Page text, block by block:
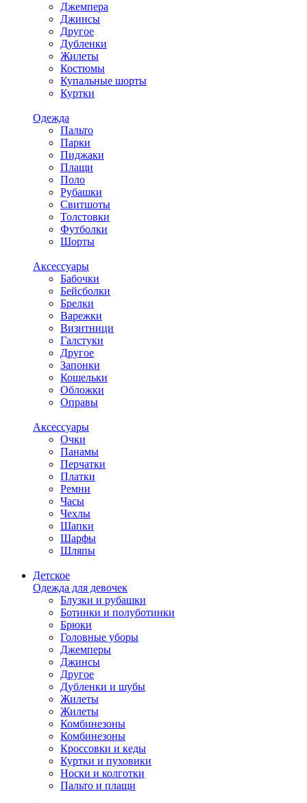
Джемпера
Джинсы
Другое
Дубленки
Жилеты
Костюмы
Купальные шорты
Куртки
Одежда
Пальто
Парки
Пиджаки
Плащи
Поло
Рубашки
Свитшоты
Толстовки
Футболки
Шорты
Аксессуары
Бабочки
Бейсболки
Брелки
Варежки
Визитници
Галстуки
Другое
Запонки
Кошельки
Обложки
Оправы
Аксессуары
Очки
Панамы
Перчатки
Платки
Ремни
Часы
Чехлы
Шапки
Шарфы
Шляпы
Детское
Одежда для девочек
Блузки и рубашки
Ботинки и полуботинки
Брюки
Головные уборы
Джемперы
Джинсы
Другое
Дубленки и шубы
Жилеты
Жилеты
Комбинезоны
Комбинезоны
Кроссовки и кеды
Куртки и пуховики
Носки и колготки
Пальто и плащи